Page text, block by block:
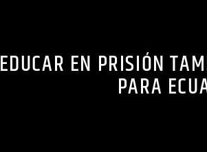
EDUCAR EN PRISIÓN
PARA